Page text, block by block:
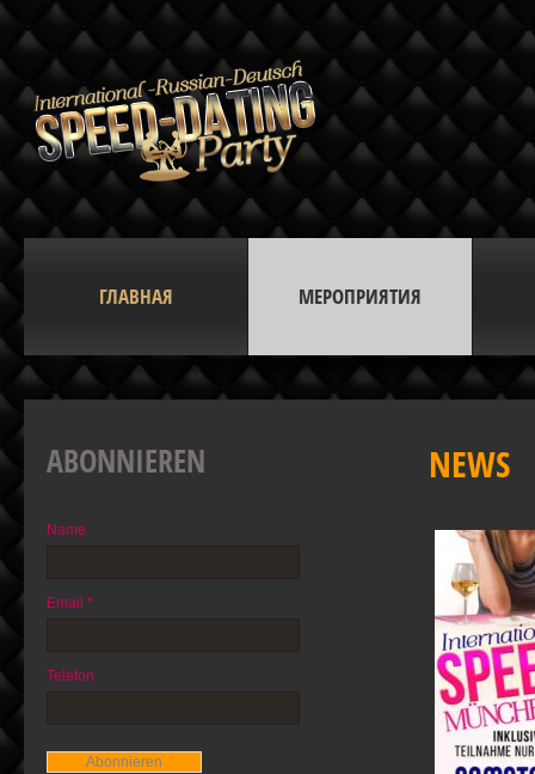
ГЛАВНАЯ МЕРОПРИЯТИЯ
NEWS
ABONNIEREN
Name
Email *
Telefon